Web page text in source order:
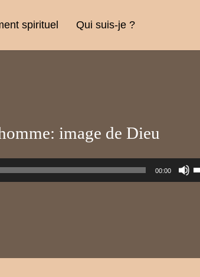
spirituel Qui suis-je ?
image de Dieu
00:00